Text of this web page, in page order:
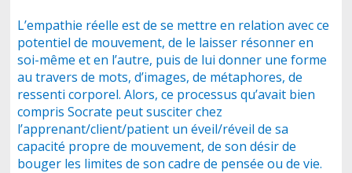
L’empathie réelle est de se mettre en relation avec ce
potentiel de mouvement, de le laisser résonner en
soi-même et en l’autre, puis de lui donner une forme
au travers de mots, d’images, de métaphores, de
ressenti corporel. Alors, ce processus qu’avait bien
compris Socrate peut susciter chez
l’apprenant/client/patient un éveil/réveil de sa
capacité propre de mouvement, de son désir de
bouger les limites de son cadre de pensée ou de vie.